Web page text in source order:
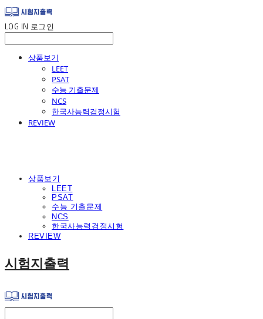
LOG IN 로그인
상품보기
LEET
PSAT
수능 기출문제
NCS
한국사능력검정시험
REVIEW
상품보기
LEET
PSAT
수능 기출문제
NCS
한국사능력검정시험
REVIEW
시험지출력